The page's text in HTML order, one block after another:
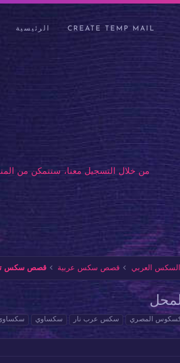
CREATE TEMP MAIL الرئيسية
من خلال التسجيل معنا، ستتمكن من
العربي قصص سكس عربية قصص سكس
المصري سكس عرب نار سكساوي